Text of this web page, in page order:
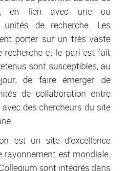
en lien avec une ou
de recherche. Les
porter sur un très vaste
recherche et le pari est fait
sont susceptibles, au
de faire émerger de
de collaboration entre
des chercheurs du site
est un site d’excellence
est mondiale.
sont intégrés dans